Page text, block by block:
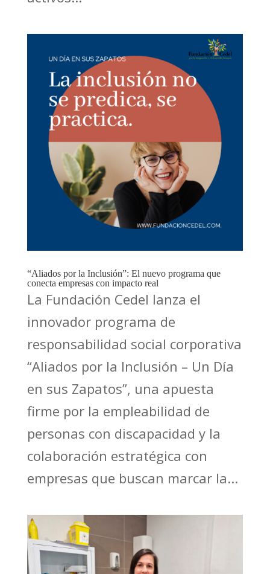
“Aliados por la Inclusión”: El nuevo programa que
conecta empresas con impacto real
La Fundación Cedel lanza el
innovador programa de
responsabilidad social corporativa
“Aliados por la Inclusión – Un Día
en sus Zapatos”, una apuesta
firme por la empleabilidad de
personas con discapacidad y la
colaboración estratégica con
empresas que buscan marcar la...